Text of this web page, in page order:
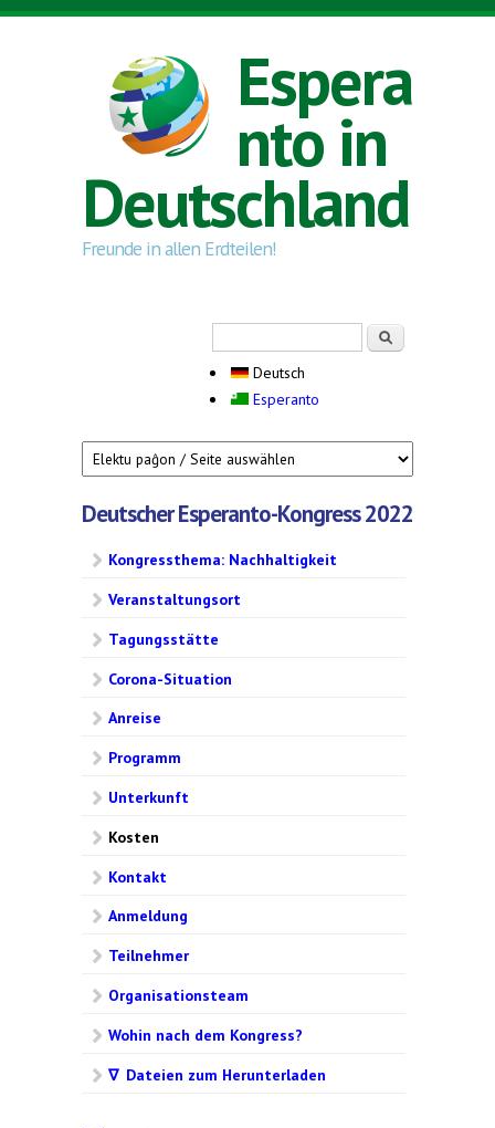
Direkt zum Inhalt
Espera
nto in
Deutschland
Freunde in allen Erdteilen!
Deutsch
Esperanto
Deutscher Esperanto-Kongress 2022
Kongressthema: Nachhaltigkeit
Veranstaltungsort
Tagungsstätte
Corona-Situation
Anreise
Programm
Unterkunft
Kosten
Kontakt
Anmeldung
Teilnehmer
Organisationsteam
Wohin nach dem Kongress?
∇ Dateien zum Herunterladen